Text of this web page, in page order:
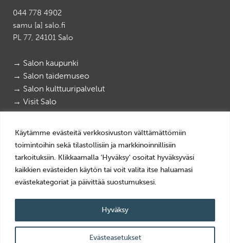
Käytämme evästeitä verkkosivuston välttämättömiin
toimintoihin sekä tilastollisiin ja markkinoinnillisiin
tarkoituksiin. Klikkaamalla ‘Hyväksy’ osoitat hyväksyväsi
kaikkien evästeiden käytön tai voit valita itse haluamasi
evästekategoriat ja päivittää suostumuksesi.
Evästeasetukset
Hyväksy
044 778 4902
samu [a] salo.fi
PL 77, 24101 Salo
→ Salon kaupunki
→ Salon taidemuseo
→ Salon kulttuuripalvelut
→ Visit Salo
@salonpaikallismuseot
Tietosuoja
© 2025 Salon kaupunki
Evermade